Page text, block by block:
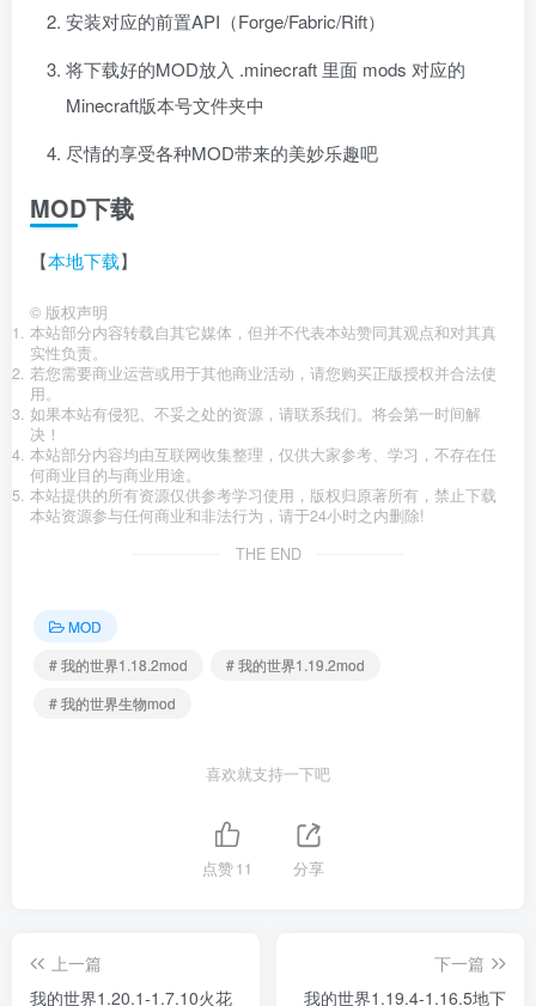
安装对应的前置API（Forge/Fabric/Rift）
将下载好的MOD放入 .minecraft 里面 mods 对应的
Minecraft版本号文件夹中
尽情的享受各种MOD带来的美妙乐趣吧
MOD下载
【本地下载】
© 版权声明
本站部分内容转载自其它媒体，但并不代表本站赞同其观点和对其真
实性负责。
若您需要商业运营或用于其他商业活动，请您购买正版授权并合法使
用。
如果本站有侵犯、不妥之处的资源，请联系我们。将会第一时间解
决！
本站部分内容均由互联网收集整理，仅供大家参考、学习，不存在任
何商业目的与商业用途。
本站提供的所有资源仅供参考学习使用，版权归原著所有，禁止下载
本站资源参与任何商业和非法行为，请于24小时之内删除!
THE END
MOD
# 我的世界1.18.2mod
# 我的世界1.19.2mod
# 我的世界生物mod
喜欢就支持一下吧
点赞11 分享
上一篇
我的世界1.20.1-1.7.10火花
下一篇
我的世界1.19.4-1.16.5地下